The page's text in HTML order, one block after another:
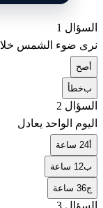
السؤال 1
نرى ضوء الشمس
صح
بخطأ
السؤال 2
اليوم الواحد يعادل
24 ساعة
ب12 ساعة
ج36 ساعة
السؤال 3